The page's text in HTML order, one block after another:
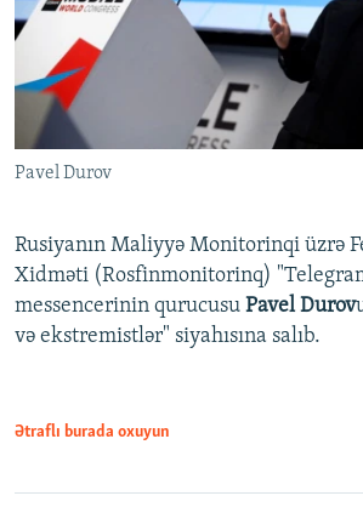
Pavel Durov
Rusiyanın Maliyyə Monitorinqi üzrə
Xidməti (Rosfinmonitorinq)
messencerinin qurucusu Pavel Durov
və ekstremistlər" siyahısına salıb.
Ətraflı burada oxuyun